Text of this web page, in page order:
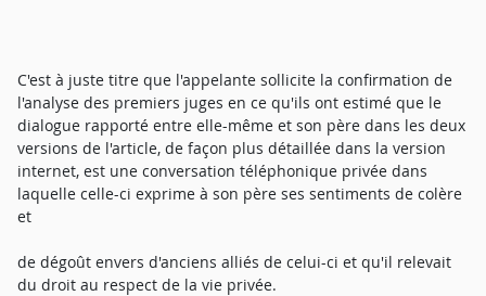
C'est à juste titre que l'appelante sollicite la confirmation de
l'analyse des premiers juges en ce qu'ils ont estimé que le
dialogue rapporté entre elle-même et son père dans les deux
versions de l'article, de façon plus détaillée dans la version
internet, est une conversation téléphonique privée dans
laquelle celle-ci exprime à son père ses sentiments de colère
et
de dégoût envers d'anciens alliés de celui-ci et qu'il relevait
du droit au respect de la vie privée.